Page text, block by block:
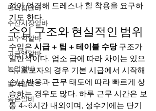
편의점알바
수산시장알바
고수익알바
고금액알바
농업알바
농사알바
농촌알바
정이 엄격해 드레스나 힐 착용을 요구하
기도 한다.
수입 구조와 현실적인 범위
수입은 시급 + 팁 + 테이블 수당 구조가
일반적이다. 업소 급에 따라 차이는 있으
나, 초보자의 경우 기본 시급에서 시작해
손님 반응과 근무 태도에 따라 빠르게 상
승하는 경우도 많다. 하루 근무 시간은 보
통 4~6시간 내외이며, 성수기에는 단기